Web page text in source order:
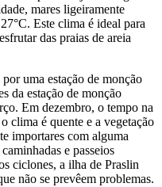
mares ligeiramente
Este clima é ideal para
das praias de areia
uma estação de monção
da estação de monção
Em dezembro, o tempo na
clima é quente e a vegetação
importares com alguma
e passeios
ciclones, a ilha de Praslin
não se prevêem problemas.